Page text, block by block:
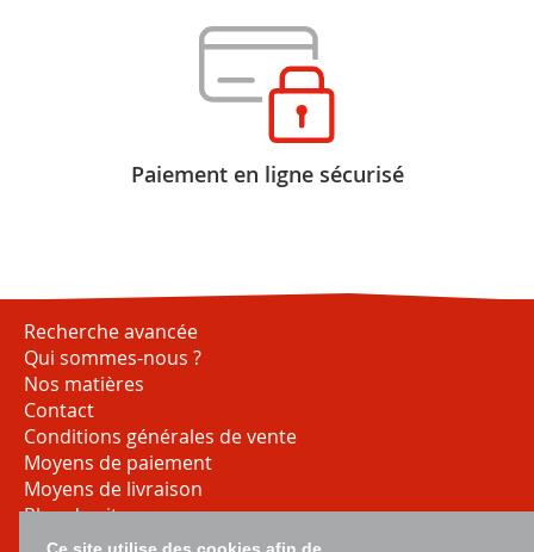
Paiement en ligne sécurisé
Recherche avancée
Qui sommes-nous ?
Nos matières
Contact
Conditions générales de vente
Moyens de paiement
Moyens de livraison
Plan du site